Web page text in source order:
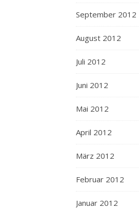
September 2012
August 2012
Juli 2012
Juni 2012
Mai 2012
April 2012
März 2012
Februar 2012
Januar 2012